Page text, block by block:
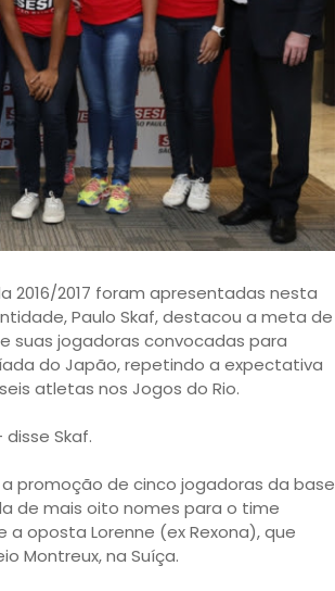
2016/2017 foram apresentadas nesta
Paulo Skaf, destacou a meta de
suas jogadoras convocadas para
do Japão, repetindo a expectativa
atletas nos Jogos do Rio.
Skaf.
promoção de cinco jogadoras da base
de mais oito nomes para o time
a oposta Lorenne (ex Rexona), que
Montreux, na Suíça.